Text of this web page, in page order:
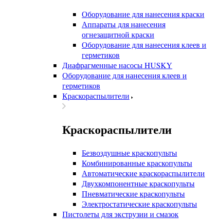
Оборудование для нанесения краски
Аппараты для нанесения
огнезащитной краски
Оборудование для нанесения клеев и
герметиков
Диафрагменные насосы HUSKY
Оборудование для нанесения клеев и
герметиков
Краскораспылители
Краскораспылители
Безвоздушные краскопульты
Комбинированные краскопульты
Автоматические краскораспылители
Двухкомпонентные краскопульты
Пневматические краскопульты
Электростатические краскопульты
Пистолеты для экструзии и смазок